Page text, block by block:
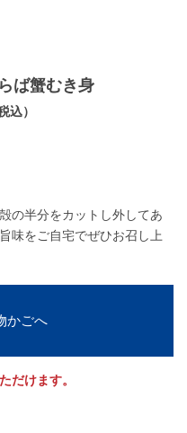
ば蟹むき身
込）
の半分をカットし外してあ
味をご自宅でぜひお召し上
かごへ
だけます。